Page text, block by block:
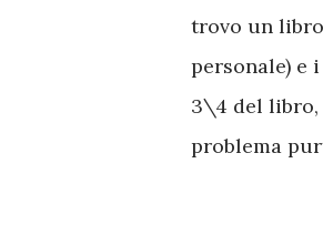
trovo un
personale) e
3\4 del libro,
problema